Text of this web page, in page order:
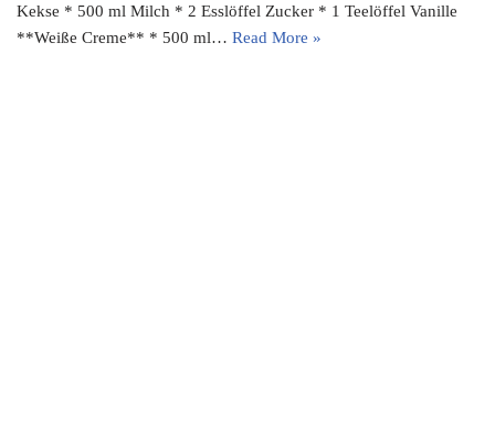
Kekse * 500 ml Milch * 2 Esslöffel Zucker * 1 Teelöffel Vanille
**Weiße Creme** * 500 ml… Read More »